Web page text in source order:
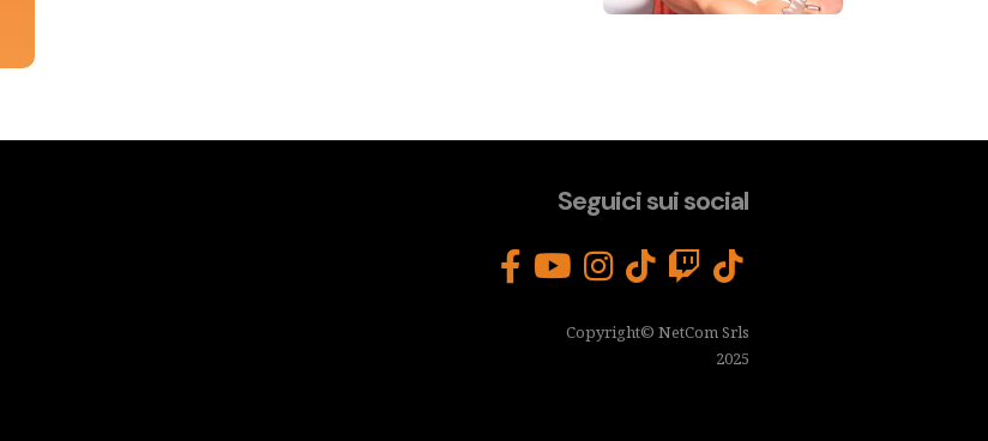
Seguici sui social
Copyright© NetCom Srls
2025